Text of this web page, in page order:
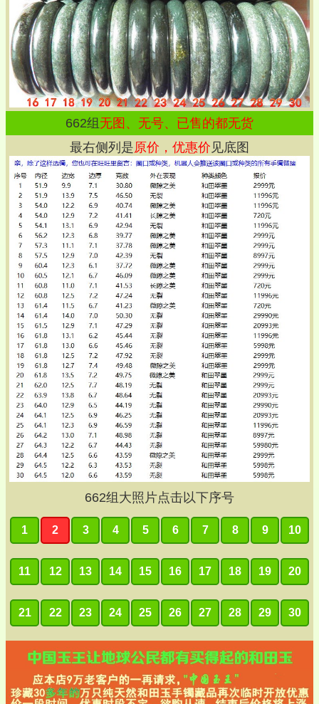
662组 无图、无号、已售的都无货
最右侧列是原价，优惠价 见底图
662组大照片点击以下序号
1 2 3 4 5 6 7 8 9 10
11 12 13 14 15 16 17 18 19 20
21 22 23 24 25 26 27 28 29 30